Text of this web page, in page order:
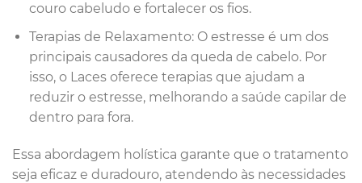
couro cabeludo e fortalecer os fios.
Terapias de Relaxamento: O estresse é um dos
principais causadores da queda de cabelo. Por
isso, o Laces oferece terapias que ajudam a
reduzir o estresse, melhorando a saúde capilar de
dentro para fora.
Essa abordagem holística garante que o tratamento
seja eficaz e duradouro, atendendo às necessidades